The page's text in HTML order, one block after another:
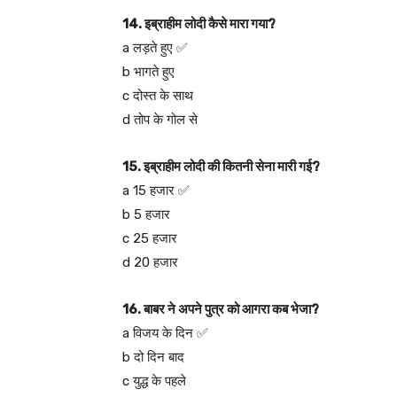
14. इब्राहीम लोदी कैसे मारा गया?
a लड़ते हुए ✅
b भागते हुए
c दोस्त के साथ
d तोप के गोल से
15. इब्राहीम लोदी की कितनी सेना मारी गई?
a 15 हजार ✅
b 5 हजार
c 25 हजार
d 20 हजार
16. बाबर ने अपने पुत्र को आगरा कब भेजा?
a विजय के दिन ✅
b दो दिन बाद
c युद्ध के पहले